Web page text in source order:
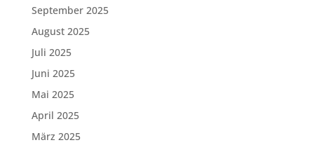
September 2025
August 2025
Juli 2025
Juni 2025
Mai 2025
April 2025
März 2025